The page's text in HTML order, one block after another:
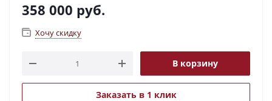
358 000 руб.
Хочу скидку
В корзину
Заказать в 1 клик